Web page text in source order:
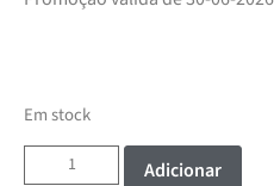
Em stock
Adicionar